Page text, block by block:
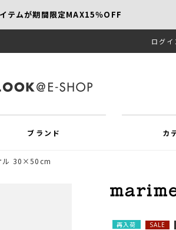
テムが期間限定MAX15％OFF
ログイ
ブランド カ
ル 30×50cm
再入荷 SALE